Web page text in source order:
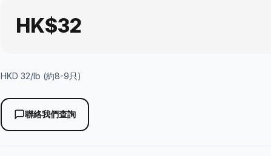
HK$32
HKD 32/lb (約8-9只)
聯絡我們查詢